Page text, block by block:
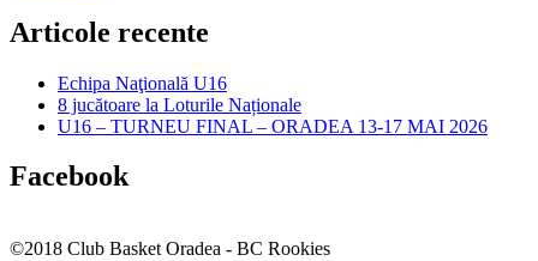
Articole recente
Echipa Naţională U16
8 jucătoare la Loturile Naționale
U16 – TURNEU FINAL – ORADEA 13-17 MAI 2026
Facebook
©2018 Club Basket Oradea - BC Rookies